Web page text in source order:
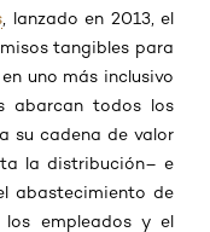
, lanzado en 2013, el
tangibles para
uno más inclusivo
abarcan todos los
su cadena de valor
la distribución– e
abastecimiento de
empleados y el